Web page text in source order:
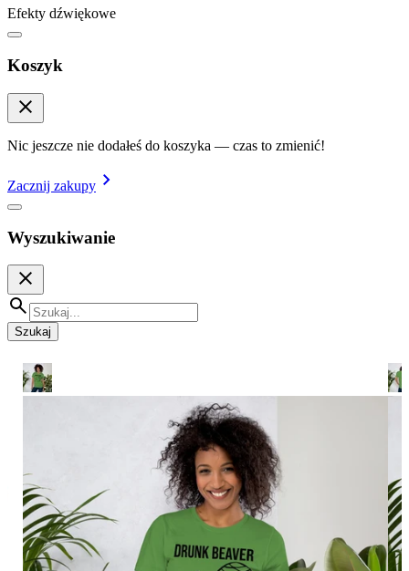
Efekty dźwiękowe
Koszyk
Nic jeszcze nie dodałeś do koszyka — czas to zmienić!
Zacznij zakupy
Wyszukiwanie
Szukaj